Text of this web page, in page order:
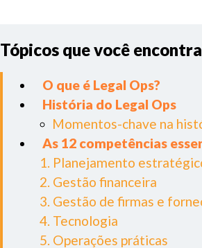
Tópicos que você
O que é Legal Ops?
História do Legal Ops
Momentos-chave na
As 12 competências
1. Planejamento
2. Gestão financeira
3. Gestão de firmas e
4. Tecnologia
5. Operações práticas